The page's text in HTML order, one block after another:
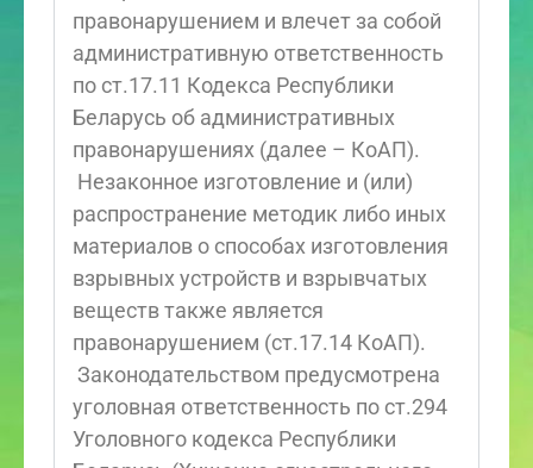
правонарушением и влечет за собой
административную ответственность
по ст.17.11 Кодекса Республики
Беларусь об административных
правонарушениях (далее – КоАП).
Незаконное изготовление и (или)
распространение методик либо иных
материалов о способах изготовления
взрывных устройств и взрывчатых
веществ также является
правонарушением (ст.17.14 КоАП).
Законодательством предусмотрена
уголовная ответственность по ст.294
Уголовного кодекса Республики